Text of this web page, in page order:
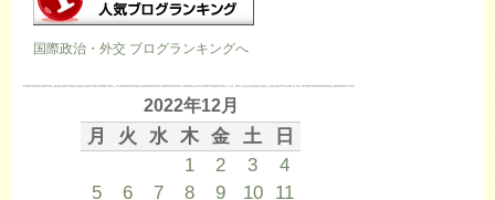
国際政治・外交 ブログランキングへ
2022年12月
月 火 水 木 金 土
日
1
2 3
4
5
6 7 8 9 10 11